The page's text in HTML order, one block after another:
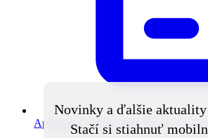
Aplikácia V obraze Novinky z obce
Novinky a ďalšie aktuality
Stačí si stiahnuť